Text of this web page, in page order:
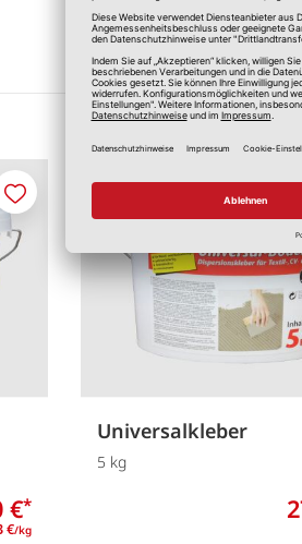
€*
€/kg
Merken
Universalkleber
5 kg